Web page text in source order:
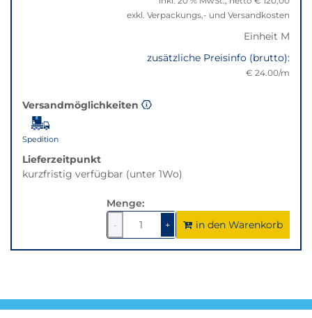
exkl. Verpackungs,- und Versandkosten
Einheit M
zusätzliche Preisinfo (brutto):
€ 24.00/m
Versandmöglichkeiten
Spedition
Lieferzeitpunkt
kurzfristig verfügbar (unter 1Wo)
Menge:
-
1
verringern
+1um
1
erhöhen
in den Warenkorb